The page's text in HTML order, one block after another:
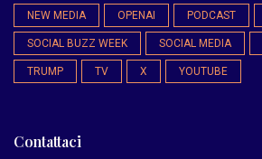
NEW MEDIA OPENAI PODCAST
SOCIAL BUZZ WEEK SOCIAL MEDIA
TRUMP TV X YOUTUBE
Contattaci